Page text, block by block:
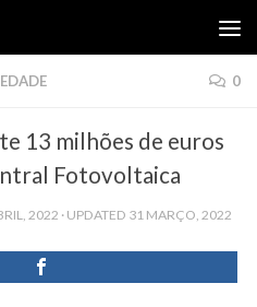
0
13 milhões de euros
Fotovoltaica
2022 · UPDATED 31 MARÇO, 2022